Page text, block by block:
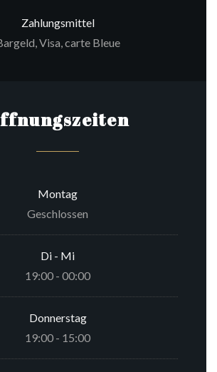
Zahlungsmittel
Visa, carte Bleue
Montag
Geschlossen
Di - Mi
19:00 - 00:00
Donnerstag
19:00 - 15:00